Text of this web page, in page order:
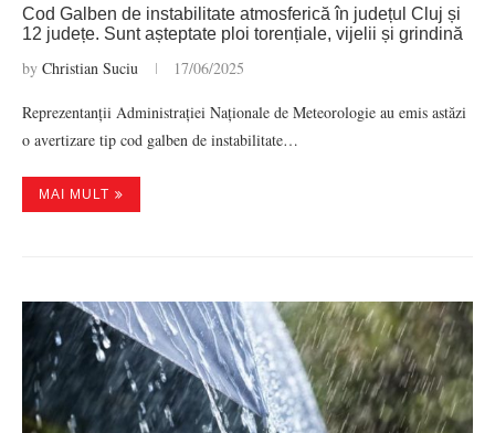
Cod Galben de instabilitate atmosferică în județul Cluj și
12 județe. Sunt așteptate ploi torențiale, vijelii și grindină
by Christian Suciu 17/06/2025
Reprezentanții Administrației Naționale de Meteorologie au emis astăzi
o avertizare tip cod galben de instabilitate…
MAI MULT